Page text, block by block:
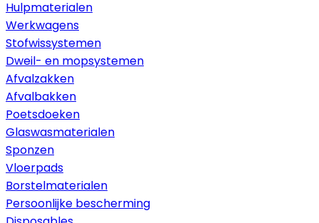
Hulpmaterialen
Werkwagens
Stofwissystemen
Dweil- en mopsystemen
Afvalzakken
Afvalbakken
Poetsdoeken
Glaswasmaterialen
Sponzen
Vloerpads
Borstelmaterialen
Persoonlijke bescherming